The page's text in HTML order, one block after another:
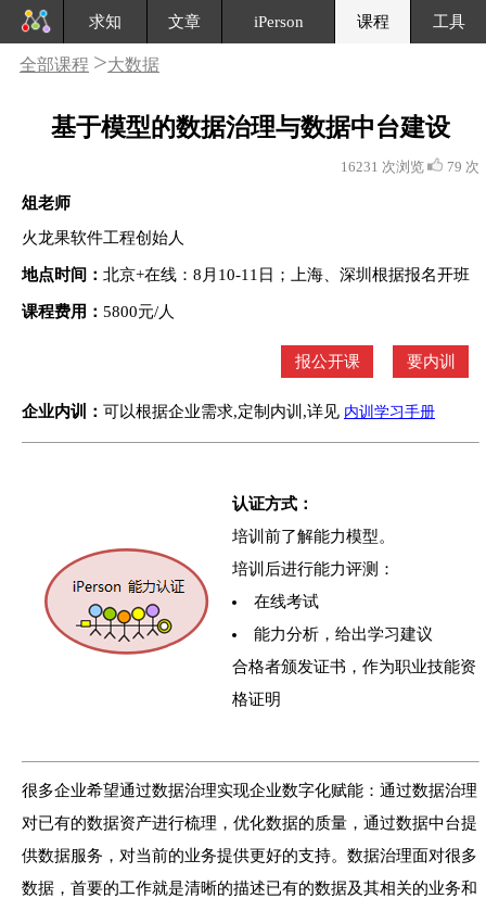
求知 文章 iPerson 课程 工具
全部课程 >大数据
基于模型的数据治理与数据中台建设
16231 次浏览 79 次
俎老师
火龙果软件工程创始人
地点时间： 北京+在线：8月10-11日；上海、深圳根据报名开班
课程费用： 5800元/人
报公开课 要内训
企业内训： 可以根据企业需求,定制内训,详见 内训学习手册
认证方式：
培训前了解能力模型。
培训后进行能力评测：
在线考试
能力分析，给出学习建议
合格者颁发证书，作为职业技能资
格证明
很多企业希望通过数据治理实现企业数字化赋能：通过数据治理
对已有的数据资产进行梳理，优化数据的质量，通过数据中台提
供数据服务，对当前的业务提供更好的支持。数据治理面对很多
数据，首要的工作就是清晰的描述已有的数据及其相关的业务和